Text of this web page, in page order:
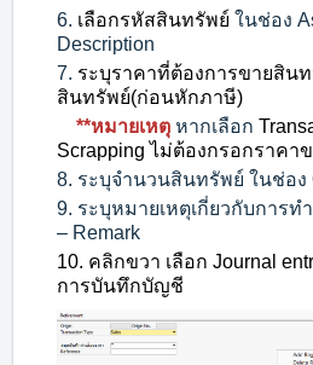
6. เลือกรหัสสินทรัพย์ ในช่อง
Description
7. ระบุราคาที่ต้องการขายสิน
สินทรัพย์(ก่อนหักภาษี)
**หมายเหตุ หากเลือก
Scrapping ไม่ต้องกรอกราคา
8. ระบุจํานวนสินทรัพย์ ในช่อง
9. ระบุหมายเหตุเกี่ยวกับการทํ
– Remark
10. คลิกขวา เลือก Journal
การบันทึกบัญชี